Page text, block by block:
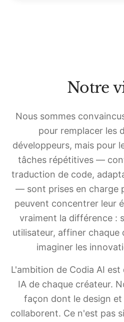
Notre
Nous sommes
pour remplacer les
développeurs, mais pour
tâches répétitives —
traduction de code,
— sont prises en charge
peuvent concentrer leur
vraiment la différence :
utilisateur, affiner
imaginer les
L'ambition de Codia AI
IA de chaque créateur.
façon dont le design
collaborent. Ce n'est pas